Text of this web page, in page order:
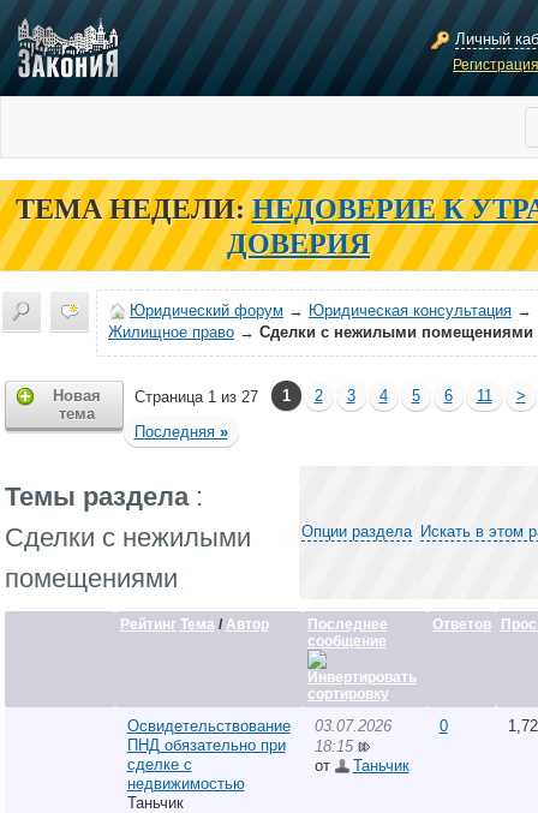
Личный
ТЕМА НЕДЕЛИ: НЕДОВЕРИЕ К
ДОВЕРИЯ
Юридический форум → Юридическая консультация →
Жилищное право → Сделки с нежилыми помещениями
Новая
тема
Страница 1 из 27 1 2 3 4 5 6 11
>
Последняя »
Темы раздела:
Сделки с нежилыми
помещениями
Опции раздела Искать в этом
Рейтинг Тема/ Автор
Последнее
сообщение
Ответов
Освидетельствование
ПНД обязательно при
сделке с
недвижимостью
Таньчик
03.07.2026
18:15
от
Таньчик
0